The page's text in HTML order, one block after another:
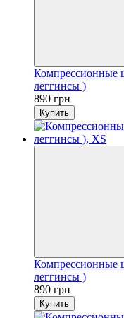
Компрессионные
леггинсы )
890 грн
Купить
Компрессионные
леггинсы )
890 грн
Купить